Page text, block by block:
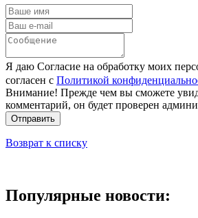
Я даю Согласие на обработку моих
согласен с Политикой
Внимание! Прежде чем вы сможете
комментарий, он будет проверен
Отправить
Возврат к списку
Популярные новости: